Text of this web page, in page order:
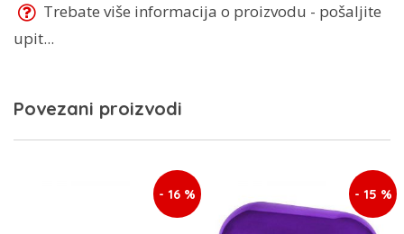
Trebate više informacija o proizvodu - pošaljite
upit...
Povezani proizvodi
- 16 % - 15 %